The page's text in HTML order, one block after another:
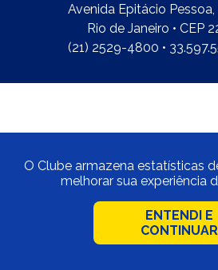
Avenida Epitácio
Rio de Janeiro • CEP
(21) 2529-4800 •
O Clube armazena estatísticas
melhorar sua experiência
ENTENDI E
CONTINUAR